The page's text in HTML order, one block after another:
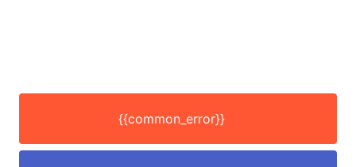
{{common_error}}